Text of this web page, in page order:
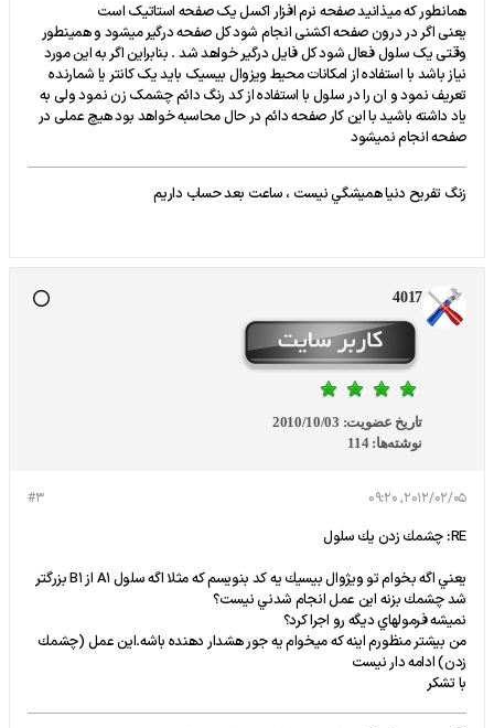
همانطور که میذانید صفحه نرم افزار اکسل یک صفحه استاتیک است
یعنی اگر در درون صفحه اکشنی انجام شود کل صفحه درگیر میشود و همینطور
وقتی یک سلول فعال شود کل فایل درگیر خواهد شد . بنابراین اگر به این مورد
نیاز باشد با استفاده از امکانات محیط ویزوال بیسیک باید یک کانتر یا شمارنده
تعریف نمود و ان را در سلول با استفاده از کد رنگ دائم چشمک زن نمود ولی به
یاد داشته باشید با این کار صفحه دائم در حال محاسبه خواهد بود هیچ عملی در
صفحه انجام نمیشود
زنگ تفريح دنيا هميشگي نيست ، ساعت بعد حساب داريم
4017
تاریخ عضویت: 2010/10/03
نوشته‌ها: 114
#3 2012/02/05, 09:20
RE: چشمك زدن يك سلول
يعني اگه بخوام تو ويژوال بيسيك يه كد بنويسم كه مثلا اگه سلول A1 از B1 بزرگتر
شد چشمك بزنه اين عمل انجام شدني نيست؟
نميشه فرمولهاي ديگه رو اجرا كرد؟
من بيشتر منظورم اينه كه ميخوام يه جور هشدار دهنده باشه.اين عمل (چشمك
زدن) ادامه دار نيست
با تشكر